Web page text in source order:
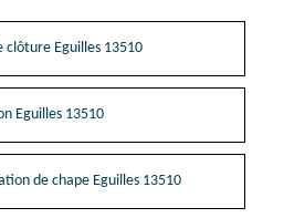
clôture Eguilles 13510
Eguilles 13510
de chape Eguilles 13510